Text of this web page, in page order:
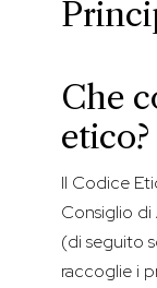
Che
etico?
Il Codice
Consiglio di
(di seguito
raccoglie i